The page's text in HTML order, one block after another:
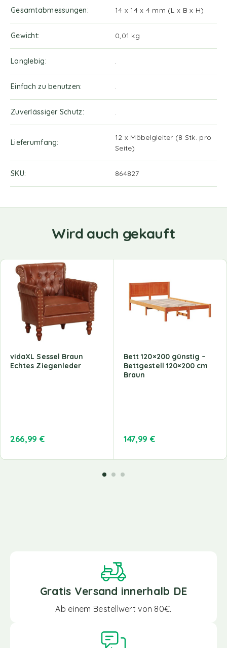
Gesamtabmessungen 14 x 14 x 4 mm (L x B x H)
Gewicht 0,01 kg
Langlebig .
Einfach zu benutzen .
Zuverlässiger Schutz .
Lieferumfang
12 x Möbelgleiter (8 Stk. pro
Seite)
SKU 864827
Wird auch gekauft
vidaXL Sessel Braun
Echtes Ziegenleder
266,99 €
Bett 120×200 günstig –
Bettgestell 120×200 cm
Braun
147,99 €
Gratis Versand innerhalb DE
Ab einem Bestellwert von 80€.